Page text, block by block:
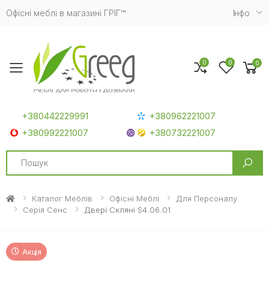
Офісні меблі в магазині ГРІГ™ Iнфо
Toggle mobile menu
+380442229991
+380962221007
+380992221007
+380732221007
Search
0 0 0
Каталог Меблів Офісні Меблі
Для Персоналу
Серія Сенс
Двері Скляні S4.06.01
Акція